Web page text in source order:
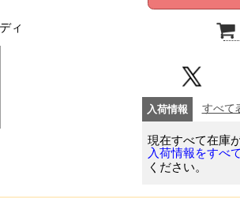
ィ
入荷情報 すべて
現在すべて在庫
入荷情報をすべ
ください。